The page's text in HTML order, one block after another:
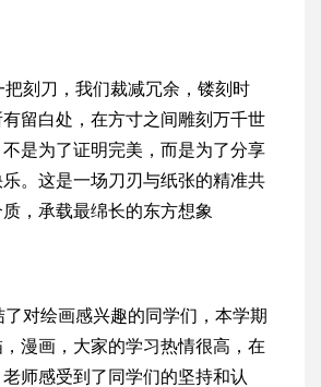
刻刀，我们裁减冗余，镂刻时
留白处，在方寸之间雕刻万千世
是为了证明完美，而是为了分享
。这是一场刀刃与纸张的精准共
，承载最绵长的东方想象
对绘画感兴趣的同学们，本学期
漫画，大家的学习热情很高，在
师感受到了同学们的坚持和认